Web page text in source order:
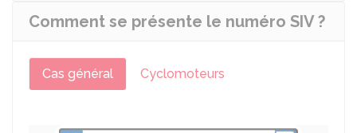
Comment se présente le numéro SIV ?
Cas général Cyclomoteurs